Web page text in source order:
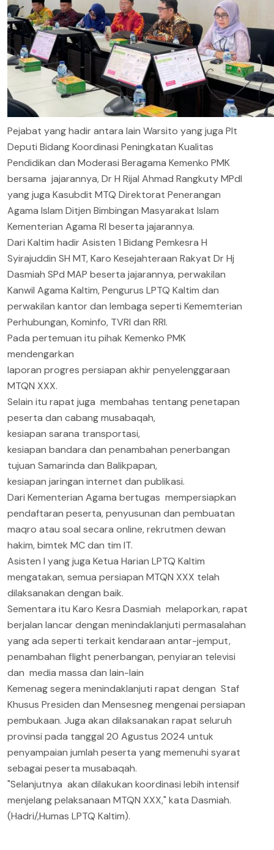
Pejabat yang hadir antara lain Warsito yang juga Plt
Deputi Bidang Koordinasi Peningkatan Kualitas
Pendidikan dan Moderasi Beragama Kemenko PMK
bersama jajarannya, Dr H Rijal Ahmad Rangkuty MPdI
yang juga Kasubdit MTQ Direktorat Penerangan
Agama Islam Ditjen Bimbingan Masyarakat Islam
Kementerian Agama RI beserta jajarannya.
Dari Kaltim hadir Asisten 1 Bidang Pemkesra H
Syirajuddin SH MT, Karo Kesejahteraan Rakyat Dr Hj
Dasmiah SPd MAP beserta jajarannya, perwakilan
Kanwil Agama Kaltim, Pengurus LPTQ Kaltim dan
perwakilan kantor dan lembaga seperti Kememterian
Perhubungan, Kominfo, TVRI dan RRI.
Pada pertemuan itu pihak Kemenko PMK
mendengarkan
laporan progres persiapan akhir penyelenggaraan
MTQN XXX.
Selain itu rapat juga membahas tentang penetapan
peserta dan cabang musabaqah,
kesiapan sarana transportasi,
kesiapan bandara dan penambahan penerbangan
tujuan Samarinda dan Balikpapan,
kesiapan jaringan internet dan publikasi.
Dari Kementerian Agama bertugas mempersiapkan
pendaftaran peserta, penyusunan dan pembuatan
maqro atau soal secara online, rekrutmen dewan
hakim, bimtek MC dan tim IT.
Asisten I yang juga Ketua Harian LPTQ Kaltim
mengatakan, semua persiapan MTQN XXX telah
dilaksanakan dengan baik.
Sementara itu Karo Kesra Dasmiah melaporkan, rapat
berjalan lancar dengan menindaklanjuti permasalahan
yang ada seperti terkait kendaraan antar-jemput,
penambahan flight penerbangan, penyiaran televisi
dan media massa dan lain-lain
Kemenag segera menindaklanjuti rapat dengan Staf
Khusus Presiden dan Mensesneg mengenai persiapan
pembukaan. Juga akan dilaksanakan rapat seluruh
provinsi pada tanggal 20 Agustus 2024 untuk
penyampaian jumlah peserta yang memenuhi syarat
sebagai peserta musabaqah.
"Selanjutnya akan dilakukan koordinasi lebih intensif
menjelang pelaksanaan MTQN XXX," kata Dasmiah.
(Hadri/,Humas LPTQ Kaltim).